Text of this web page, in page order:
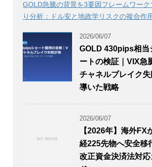
GOLD急騰の背景を3要因フレームワーク
り分析：ドル安と地政学リスクの複合作
2026/06/07
GOLD 430pips相当
ートの検証｜VIX急
チャネルブレイク
導いた戦略
2026/06/07
【2026年】海外FX
経225先物へ安全移
改正資金決済法対応